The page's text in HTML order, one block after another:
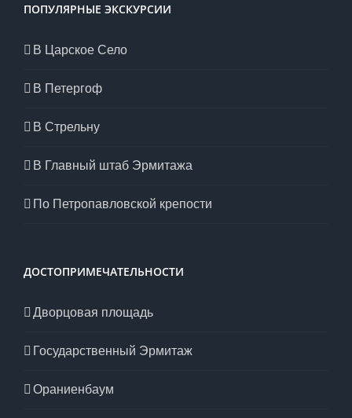
ПОПУЛЯРНЫЕ ЭКСКУРСИИ
В Царское Село
В Петергоф
В Стрельну
В Главный штаб Эрмитажа
По Петропавловской крепости
ДОСТОПРИМЕЧАТЕЛЬНОСТИ
Дворцовая площадь
Государственный Эрмитаж
Ораниенбаум